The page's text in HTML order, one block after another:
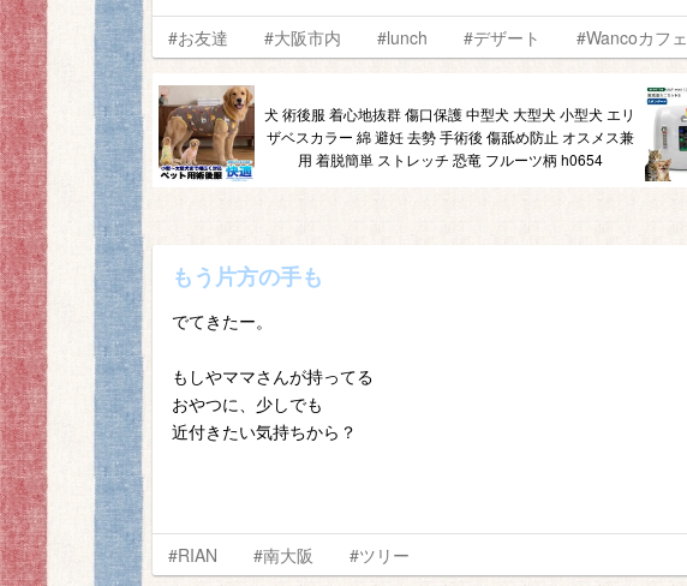
#お友達 #大阪市内 #lunch #デザート #Wancoカフェ
犬 術後服 着心地抜群 傷口保護 中型犬 大型犬 小型犬 エリ
ザベスカラー 綿 避妊 去勢 手術後 傷舐め防止 オスメス兼
用 着脱簡単 ストレッチ 恐竜 フルーツ柄 h0654
もう片方の手も
でてきたー。
もしやママさんが持ってる
おやつに、少しでも
近付きたい気持ちから？
#RIAN #南大阪 #ツリー